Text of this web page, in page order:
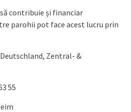
contribuie și financiar
parohii pot face acest lucru prin
Zentral- &
55